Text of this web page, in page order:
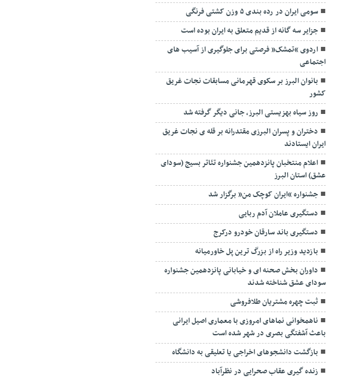
سومی ایران در رده بندی ۵ وزن کشتی فرنگی
جزایر سه گانه از قدیم متعلق به ایران بوده است
اردوی “تمشک” فرصتی برای جلوگیری از آسیب های
اجتماعی
بانوان البرز بر سکوی قهرمانی مسابقات نجات غریق
کشور
روز سیاه بهزیستی البرز، جانی دیگر گرفته شد
دختران و پسران البرزی مقتدرانه بر قله ی نجات غریق
ایران ایستادند
اعلام منتخبان پانزدهمین جشنواره تئاتر بسیج (سودای
عشق) استان البرز
جشنواره “ایران کوچک من” برگزار شد
دستگیری عاملان آدم ربایی
دستگیری باند سارقان خودرو درکرج
بازدید وزیر راه از بزرگ ترین پل خاورمیانه
داوران بخش صحنه ای و خیابانی پانزدهمین جشنواره
سودای عشق شناخته شدند
ثبت چهره مشتریان طلافروشی
ناهمخوانی نماهای امروزی با معماری اصیل ایرانی
باعث آشفتگی بصری در شهر شده است
بازگشت دانشجوهای اخراجی یا تعلیقی به دانشگاه
زنده گیری عقاب صحرایی در نظرآباد